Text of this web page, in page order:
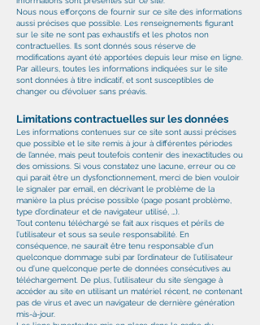
Nous nous efforçons de fournir sur ce site des informations
aussi précises que possible. Les renseignements figurant
sur le site ne sont pas exhaustifs et les photos non
contractuelles. Ils sont donnés sous réserve de
modifications ayant été apportées depuis leur mise en ligne.
Par ailleurs, toutes les informations indiquées sur le site
sont données à titre indicatif, et sont susceptibles de
changer ou d’évoluer sans préavis.
Limitations contractuelles sur les données
Les informations contenues sur ce site sont aussi précises
que possible et le site remis à jour à différentes périodes
de l’année, mais peut toutefois contenir des inexactitudes ou
des omissions. Si vous constatez une lacune, erreur ou ce
qui parait être un dysfonctionnement, merci de bien vouloir
le signaler par email, en décrivant le problème de la
manière la plus précise possible (page posant problème,
type d’ordinateur et de navigateur utilisé, …).
Tout contenu téléchargé se fait aux risques et périls de
l’utilisateur et sous sa seule responsabilité. En
conséquence, ne saurait être tenu responsable d’un
quelconque dommage subi par l’ordinateur de l’utilisateur
ou d’une quelconque perte de données consécutives au
téléchargement. De plus, l’utilisateur du site s’engage à
accéder au site en utilisant un matériel récent, ne contenant
pas de virus et avec un navigateur de dernière génération
mis-à-jour.